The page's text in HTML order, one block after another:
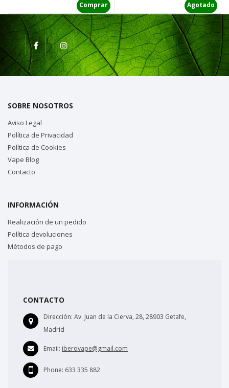
Comprar Agotado
SOBRE NOSOTROS
Aviso Legal
Política de Privacidad
Política de Cookies
Vape Blog
Contacto
INFORMACIÓN
Realización de un pedido
Política devoluciones
Métodos de pago
CONTACTO
Dirección: Av. Juan de la Cierva, 28, 28903 Getafe,
Madrid
Email: iberovape@gmail.com
Phone: 633 335 882